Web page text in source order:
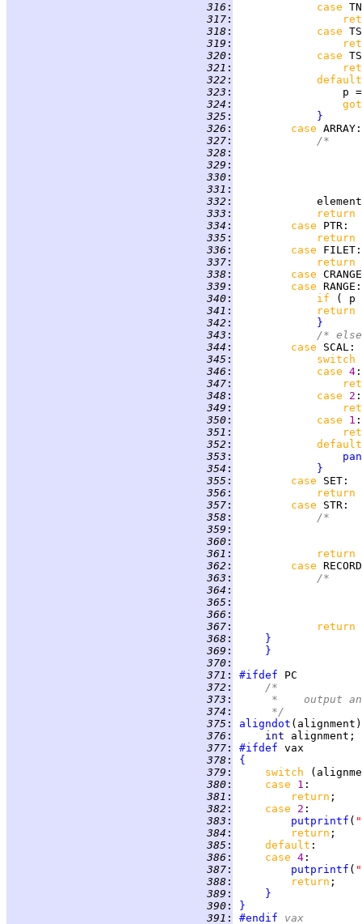
316 : case
317 :
318 : case
319 :
320 : case
321 :
322 :
default
323 :
324 :
325 :
}
326 : case ARRAY
327 :
/*
328 :
329 :
330 :
331 :
332 :
333 :
return
334 : case PTR
335 :
return
336 : case FILET
337 :
return
338 : case CRANGE
339 : case RANGE
340 : if
( p
341 :
return
342 :
}
343 :
/*
344 : case SCAL
345 :
switch
346 : case 4
347 :
348 : case 2
349 :
350 : case 1
351 :
352 :
default
353 :
354 :
}
355 : case SET
356 :
return
357 : case STR
358 :
/*
359 :
360 :
361 :
return
362 : case RECORD
363 :
/*
364 :
365 :
366 :
367 :
return
368 :
}
369 :
}
370 :
371 : #ifdef
372 :
/*
373 :
*
374 :
     */
375 :
aligndot
376 : int
377 : #ifdef
378 :
{
379 : switch
380 : case 1
381 : return
382 : case 2
383 : putprintf (
384 : return
385 : default
386 : case 4
387 : putprintf (
388 : return
389 :
}
390 :
}
391 : #endif vax